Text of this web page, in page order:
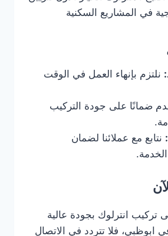
في المشاريع السكنية
نلتزم بإنهاء العمل في الوقت
ضمانًا على جودة التركيب
نتابع مع عملائنا لضمان
تركيب انترلوك بجودة عالية
ابوظبي، فلا تتردد في الاتصال